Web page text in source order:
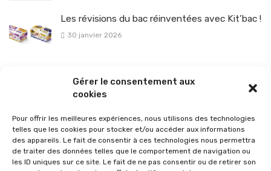
Gérer le consentement aux
cookies
Pour offrir les meilleures expériences, nous utilisons des technologies
telles que les cookies pour stocker et/ou accéder aux informations
des appareils. Le fait de consentir à ces technologies nous permettra
de traiter des données telles que le comportement de navigation ou
les ID uniques sur ce site. Le fait de ne pas consentir ou de retirer son
Les révisions du bac réinventées avec Kit’bac !
30 janvier 2026